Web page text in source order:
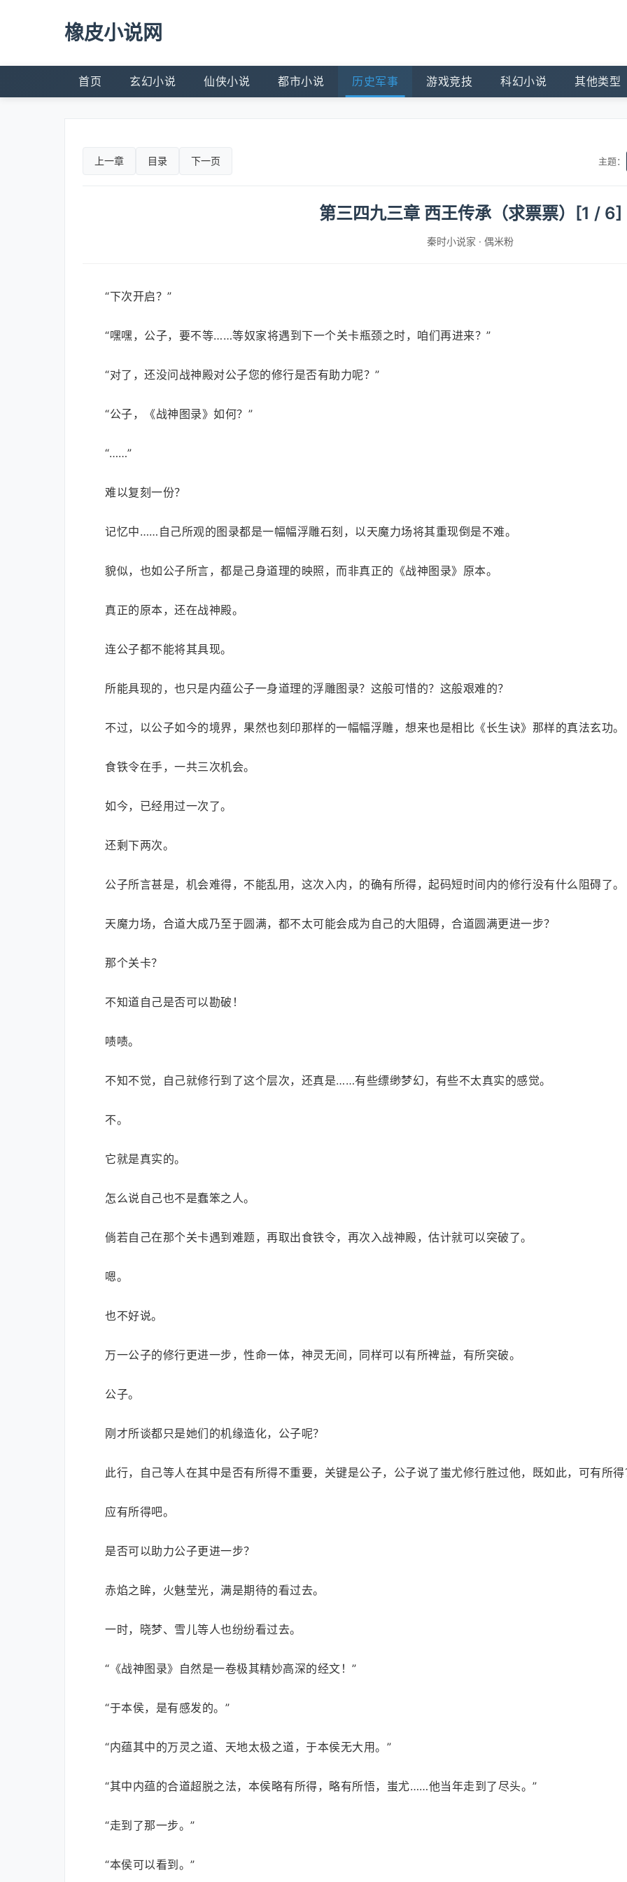
橡皮小说网
首页 玄幻小说 仙侠小说 都市小说 历史军事 游戏竞技 科幻小说 其他类型
上一章 目录 下一页 主题：
第三四九三章 西王传承（求票票）[1 / 6]
秦时小说家 · 偶米粉
“下次开启？”
“嘿嘿，公子，要不等……等奴家将遇到下一个关卡瓶颈之时，咱们再进来？”
“对了，还没问战神殿对公子您的修行是否有助力呢？”
“公子，《战神图录》如何？”
“……”
难以复刻一份？
记忆中……自己所观的图录都是一幅幅浮雕石刻，以天魔力场将其重现倒是不难。
貌似，也如公子所言，都是己身道理的映照，而非真正的《战神图录》原本。
真正的原本，还在战神殿。
连公子都不能将其具现。
所能具现的，也只是内蕴公子一身道理的浮雕图录？这般可惜的？这般艰难的？
不过，以公子如今的境界，果然也刻印那样的一幅幅浮雕，想来也是相比《长生诀》那样的真法玄功。
食铁令在手，一共三次机会。
如今，已经用过一次了。
还剩下两次。
公子所言甚是，机会难得，不能乱用，这次入内，的确有所得，起码短时间内的修行没有什么阻碍了。
天魔力场，合道大成乃至于圆满，都不太可能会成为自己的大阻碍，合道圆满更进一步？
那个关卡？
不知道自己是否可以勘破！
啧啧。
不知不觉，自己就修行到了这个层次，还真是……有些缥缈梦幻，有些不太真实的感觉。
不。
它就是真实的。
怎么说自己也不是蠢笨之人。
倘若自己在那个关卡遇到难题，再取出食铁令，再次入战神殿，估计就可以突破了。
嗯。
也不好说。
万一公子的修行更进一步，性命一体，神灵无间，同样可以有所裨益，有所突破。
公子。
刚才所谈都只是她们的机缘造化，公子呢？
此行，自己等人在其中是否有所得不重要，关键是公子，公子说了蚩尤修行胜过他，既如此，可有所得
应有所得吧。
是否可以助力公子更进一步？
赤焰之眸，火魅莹光，满是期待的看过去。
一时，晓梦、雪儿等人也纷纷看过去。
“《战神图录》自然是一卷极其精妙高深的经文！”
“于本侯，是有感发的。”
“内蕴其中的万灵之道、天地太极之道，于本侯无大用。”
“其中内蕴的合道超脱之法，本侯略有所得，略有所悟，蚩尤……他当年走到了尽头。”
“走到了那一步。”
“本侯可以看到。”